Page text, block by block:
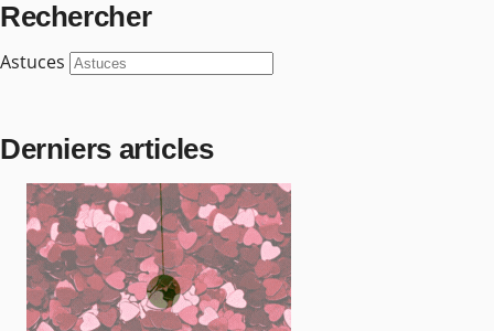
Rechercher
Astuces
Derniers articles